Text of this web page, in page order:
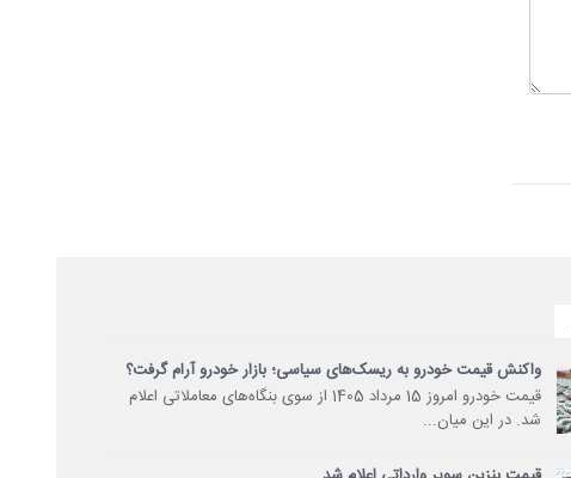
واکنش قیمت خودرو به ریسک‌های سیاسی؛ بازار خودرو آرام گرفت؟
قیمت خودرو امروز 15 مرداد 1405 از سوی بنگاه‌های معاملاتی اعلام
شد. در این میان...